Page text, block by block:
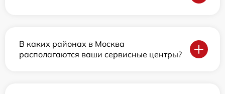
В каких районах в Москва
располагаются ваши сервисные центры?